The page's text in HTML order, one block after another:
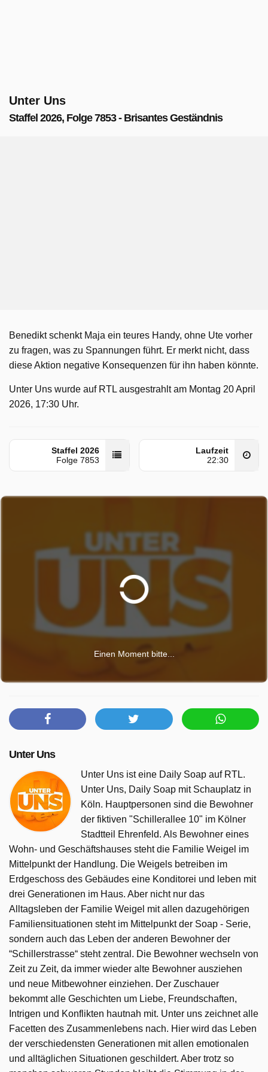
Unter Uns
Staffel 2026, Folge 7853 - Brisantes Geständnis
Benedikt schenkt Maja ein teures Handy, ohne Ute vorher
zu fragen, was zu Spannungen führt. Er merkt nicht, dass
diese Aktion negative Konsequenzen für ihn haben könnte.
Unter Uns wurde auf RTL ausgestrahlt am Montag 20 April
2026, 17:30 Uhr.
Staffel 2026
Folge 7853
Laufzeit
22:30
Einen Moment bitte...
Unter Uns
Unter Uns ist eine Daily Soap auf RTL.
Unter Uns, Daily Soap mit Schauplatz in
Köln. Hauptpersonen sind die Bewohner
der fiktiven "Schillerallee 10" im Kölner
Stadtteil Ehrenfeld. Als Bewohner eines
Wohn- und Geschäftshauses steht die Familie Weigel im
Mittelpunkt der Handlung. Die Weigels betreiben im
Erdgeschoss des Gebäudes eine Konditorei und leben mit
drei Generationen im Haus. Aber nicht nur das
Alltagsleben der Familie Weigel mit allen dazugehörigen
Familiensituationen steht im Mittelpunkt der Soap - Serie,
sondern auch das Leben der anderen Bewohner der
“Schillerstrasse“ steht zentral. Die Bewohner wechseln von
Zeit zu Zeit, da immer wieder alte Bewohner ausziehen
und neue Mitbewohner einziehen. Der Zuschauer
bekommt alle Geschichten um Liebe, Freundschaften,
Intrigen und Konflikten hautnah mit. Unter uns zeichnet alle
Facetten des Zusammenlebens nach. Hier wird das Leben
der verschiedensten Generationen mit allen emotionalen
und alltäglichen Situationen geschildert. Aber trotz so